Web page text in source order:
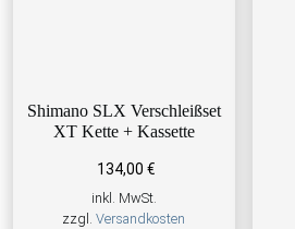
Shimano SLX Verschleißset
XT Kette + Kassette
134,00€
inkl. MwSt.
zzgl.Versandkosten